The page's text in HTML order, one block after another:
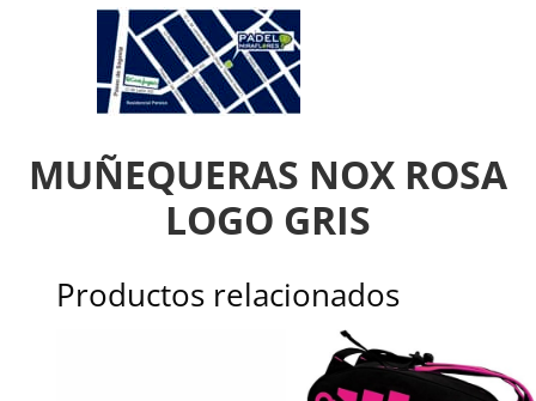
MUÑEQUERAS NOX ROSA
LOGO GRIS
Productos relacionados